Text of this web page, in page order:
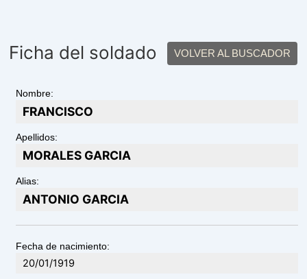
Ficha del soldado VOLVER AL BUSCADOR
Nombre:
FRANCISCO
Apellidos:
MORALES GARCIA
Alias:
ANTONIO GARCIA
Fecha de nacimiento:
20/01/1919